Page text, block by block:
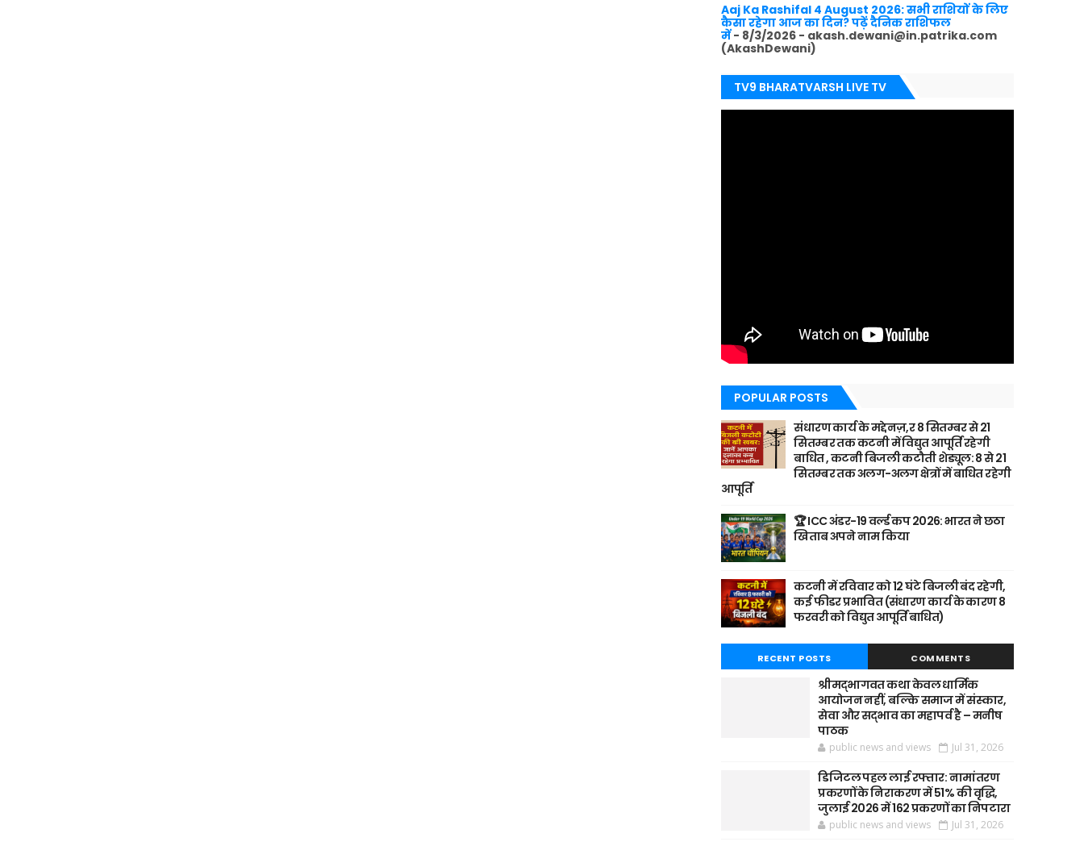
Aaj Ka Rashifal 4 August 2026: सभी राशियों के लिए
कैसा रहेगा आज का दिन? पढ़ें दैनिक राशिफल
में- 8/3/2026 - akash.dewani@in.patrika.com
(AkashDewani)
TV9 BHARATVARSH LIVE TV
POPULAR POSTS
संधारण कार्य के मद्देनज़,र 8 सितम्बर से 21
सितम्बर तक कटनी में विद्युत आपूर्ति रहेगी
बाधित , कटनी बिजली कटौती शेड्यूल: 8 से 21
सितम्बर तक अलग-अलग क्षेत्रों में बाधित रहेगी
आपूर्ति
🏆 ICC अंडर-19 वर्ल्ड कप 2026: भारत ने छठा
खिताब अपने नाम किया
कटनी में रविवार को 12 घंटे बिजली बंद रहेगी,
कई फीडर प्रभावित (संधारण कार्य के कारण 8
फरवरी को विद्युत आपूर्ति बाधित)
RECENT POSTS COMMENTS
श्रीमद्भागवत कथा केवल धार्मिक
आयोजन नहीं, बल्कि समाज में संस्कार,
सेवा और सद्भाव का महापर्व है – मनीष
पाठक
public news and views Jul 31, 2026
डिजिटल पहल लाई रफ्तार: नामांतरण
प्रकरणों के निराकरण में 51% की वृद्धि,
जुलाई 2026 में 162 प्रकरणों का निपटारा
public news and views Jul 31, 2026